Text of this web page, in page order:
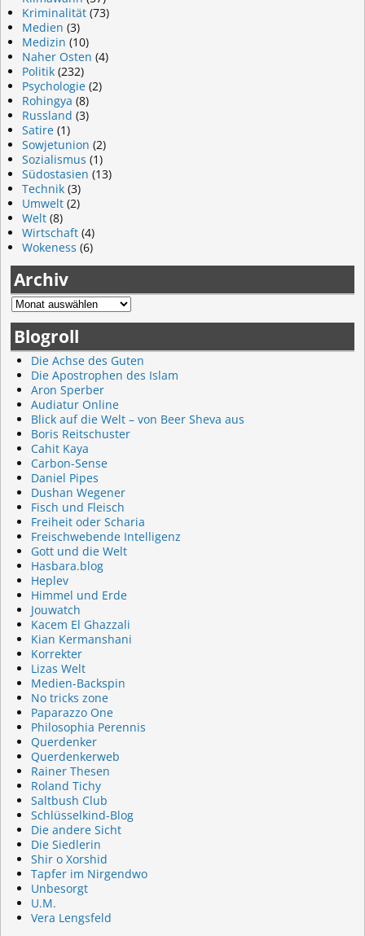
Kriminalität (73)
Medien (3)
Medizin (10)
Naher Osten (4)
Politik (232)
Psychologie (2)
Rohingya (8)
Russland (3)
Satire (1)
Sowjetunion (2)
Sozialismus (1)
Südostasien (13)
Technik (3)
Umwelt (2)
Welt (8)
Wirtschaft (4)
Wokeness (6)
Archiv
Blogroll
Die Achse des Guten
Die Apostrophen des Islam
Aron Sperber
Audiatur Online
Blick auf die Welt – von Beer Sheva aus
Boris Reitschuster
Cahit Kaya
Carbon-Sense
Daniel Pipes
Dushan Wegener
Fisch und Fleisch
Freiheit oder Scharia
Freischwebende Intelligenz
Gott und die Welt
Hasbara.blog
Heplev
Himmel und Erde
Jouwatch
Kacem El Ghazzali
Kian Kermanshani
Korrekter
Lizas Welt
Medien-Backspin
No tricks zone
Paparazzo One
Philosophia Perennis
Querdenker
Querdenkerweb
Rainer Thesen
Roland Tichy
Saltbush Club
Schlüsselkind-Blog
Die andere Sicht
Die Siedlerin
Shir o Xorshid
Tapfer im Nirgendwo
Unbesorgt
U.M.
Vera Lengsfeld